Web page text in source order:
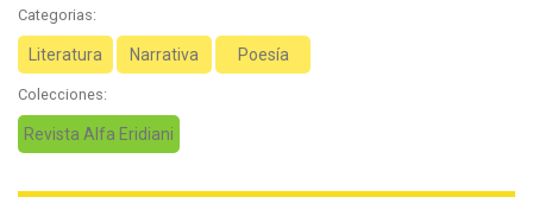
Categorias:
Literatura Narrativa Poesía
Colecciones:
Revista Alfa Eridiani